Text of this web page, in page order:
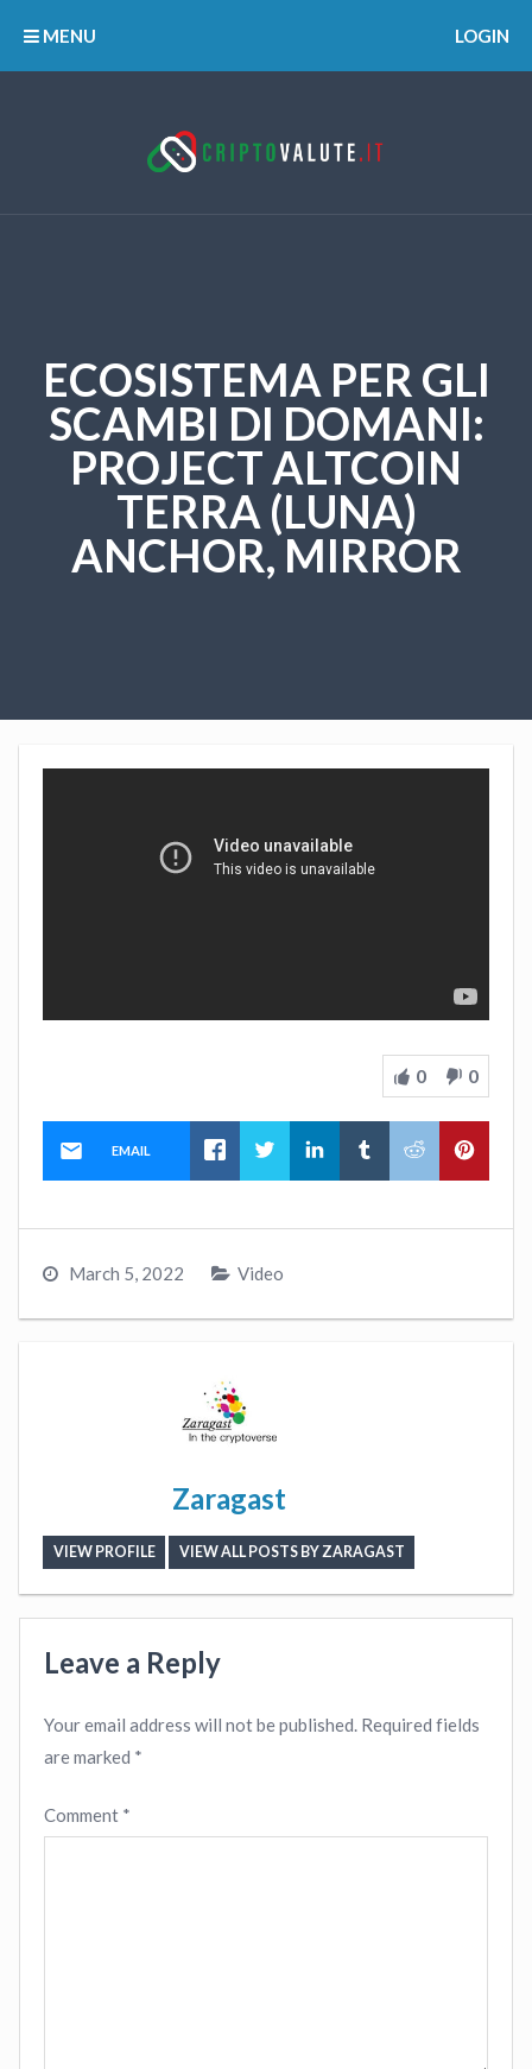
MENU LOGIN
ECOSISTEMA PER GLI
SCAMBI DI DOMANI:
PROJECT ALTCOIN
TERRA (LUNA)
ANCHOR, MIRROR
0 0
EMAIL
March 5, 2022 Video
Zaragast
VIEW PROFILE VIEW ALL POSTS BY ZARAGAST
Leave a Reply
Your email address will not be published. Required fields
are marked *
Comment *